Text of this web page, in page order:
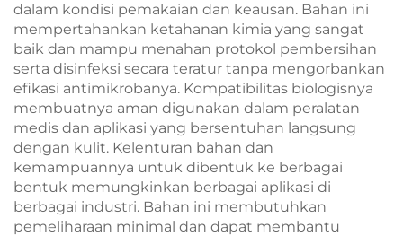
dalam kondisi pemakaian dan keausan. Bahan ini
mempertahankan ketahanan kimia yang sangat
baik dan mampu menahan protokol pembersihan
serta disinfeksi secara teratur tanpa mengorbankan
efikasi antimikrobanya. Kompatibilitas biologisnya
membuatnya aman digunakan dalam peralatan
medis dan aplikasi yang bersentuhan langsung
dengan kulit. Kelenturan bahan dan
kemampuannya untuk dibentuk ke berbagai
bentuk memungkinkan berbagai aplikasi di
berbagai industri. Bahan ini membutuhkan
pemeliharaan minimal dan dapat membantu